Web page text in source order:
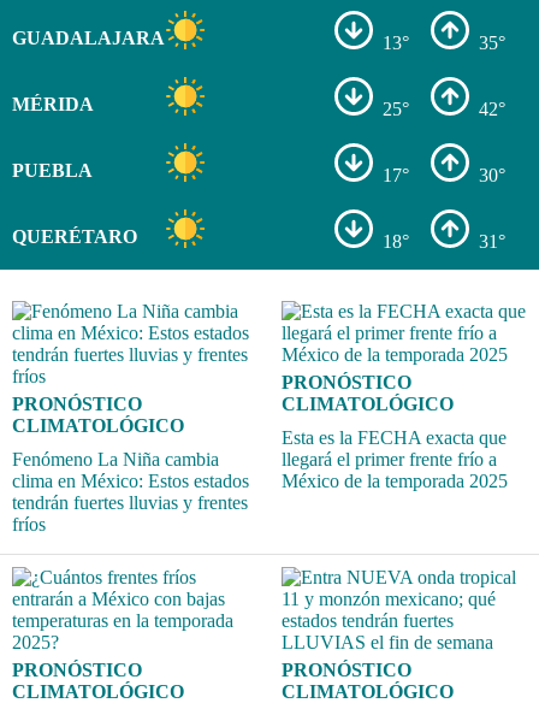
GUADALAJARA 13° 35°
MÉRIDA 25° 42°
PUEBLA 17° 30°
QUERÉTARO 18° 31°
PRONÓSTICO
CLIMATOLÓGICO
Fenómeno La Niña cambia
clima en México: Estos estados
tendrán fuertes lluvias y frentes
fríos
PRONÓSTICO
CLIMATOLÓGICO
Esta es la FECHA exacta que
llegará el primer frente frío a
México de la temporada 2025
PRONÓSTICO
CLIMATOLÓGICO
PRONÓSTICO
CLIMATOLÓGICO